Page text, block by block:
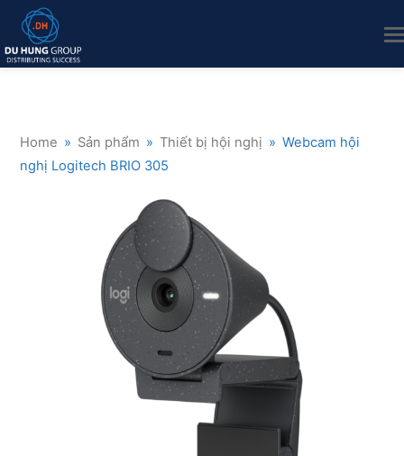
Home » Sản phẩm » Thiết bị hội nghị » Webcam hội
nghị Logitech BRIO 305